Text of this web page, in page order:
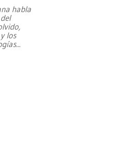
habla
los
...